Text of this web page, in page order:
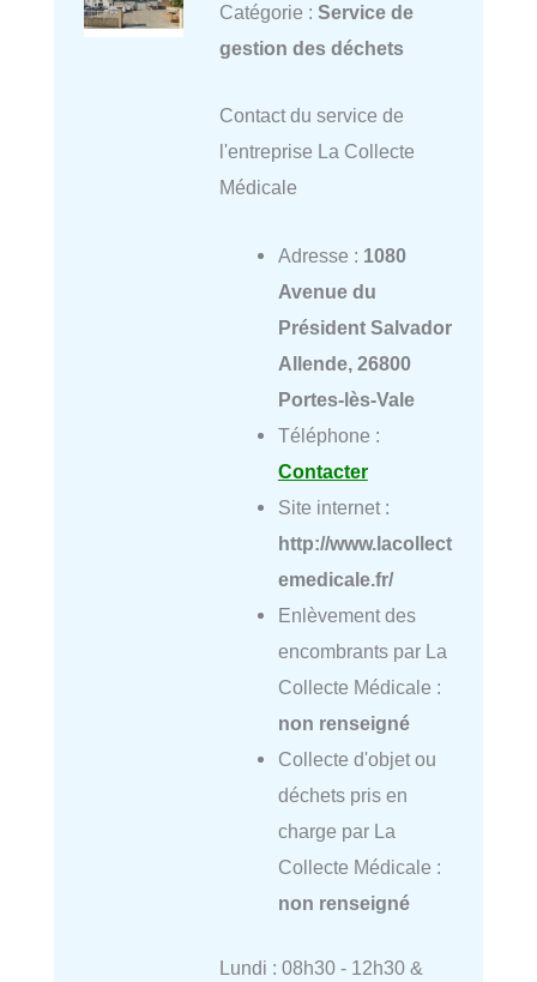
Catégorie : Service de
gestion des déchets
Contact du service de
l'entreprise La Collecte
Médicale
Adresse : 1080
Avenue du
Président Salvador
Allende, 26800
Portes-lès-Vale
Téléphone :
Contacter
Site internet :
http://www.lacollect
emedicale.fr/
Enlèvement des
encombrants par La
Collecte Médicale :
non renseigné
Collecte d'objet ou
déchets pris en
charge par La
Collecte Médicale :
non renseigné
Lundi : 08h30 - 12h30 &